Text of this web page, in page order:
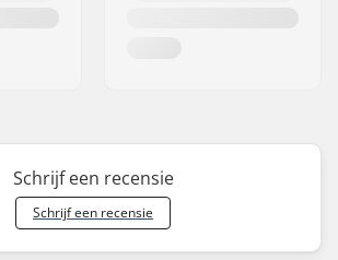
Schrijf een recensie
Schrijf een recensie